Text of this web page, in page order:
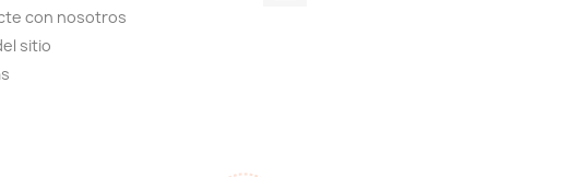
con nosotros
sitio